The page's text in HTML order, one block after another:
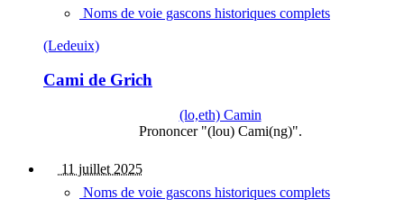
Noms de voie gascons historiques complets
(Ledeuix)
Cami de Grich
(lo,eth) Camin
Prononcer "(lou) Cami(ng)".
11 juillet 2025
Noms de voie gascons historiques complets